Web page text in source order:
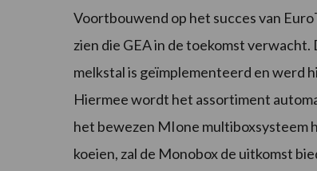
Voortbouwend op het succes van
zien die GEA in de toekomst
melkstal is geïmplementeerd en werd
Hiermee wordt het assortiment
het bewezen MIone multiboxsysteem
koeien, zal de Monobox de uitkomst